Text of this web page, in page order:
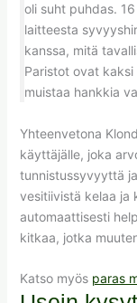
oli suht puhdas.
laitteesta
kanssa, mitä
Paristot ovat
muistaa hankkia
Yhteenvetona
käyttäjälle, joka
tunnistussyvyyttä
vesitiivistä kelaa ja
automaattisesti
kitkaa, jotka
Katso myös paras